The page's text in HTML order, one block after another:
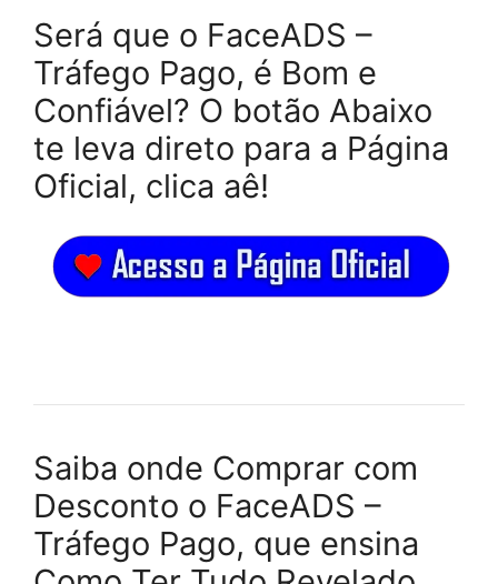
Será que o FaceADS –
Tráfego Pago, é Bom e
Confiável? O botão Abaixo
te leva direto para a Página
Oficial, clica aê!
Saiba onde Comprar com
Desconto o FaceADS –
Tráfego Pago, que ensina